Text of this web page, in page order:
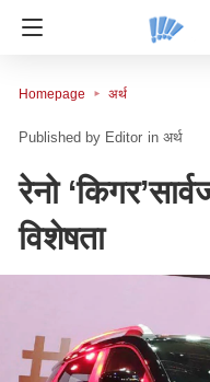
Homepage अर्थ
Editor in अर्थ
रेनो
विशेषता